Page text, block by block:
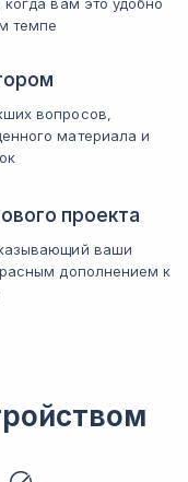
темпе
вопросов,
материала и
проекта
ваши
дополнением к